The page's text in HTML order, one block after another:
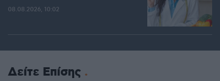
08.08.2026, 10:02
Δείτε Επίσης